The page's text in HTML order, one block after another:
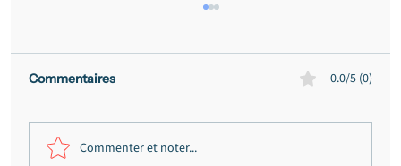
Commentaires 0.0/5 (0)
Commenter et noter...